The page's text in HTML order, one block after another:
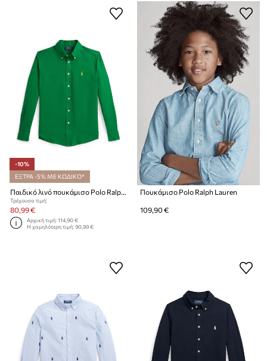
-10%
ΕΞΤΡΑ -5% ΜΕ ΚΩΔΙΚΟ*
Παιδικό λινό πουκάμισο Polo Ralph Lauren
Τρέχουσα τιμή:
80,99 €
Αρχική τιμή:114,90 €
Η χαμηλότερη τιμή:90,99 €
Πουκάμισο Polo Ralph Lauren
109,90 €